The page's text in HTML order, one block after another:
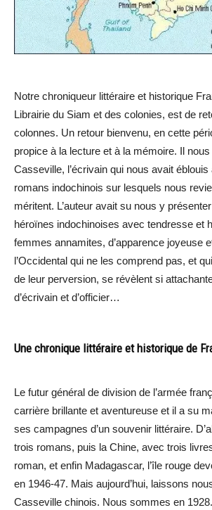
Notre chroniqueur littéraire et historique
Librairie du Siam et des colonies, est de
colonnes. Un retour bienvenu, en cette
propice à la lecture et à la mémoire. Il
Casseville, l’écrivain qui nous avait
romans indochinois sur lesquels nous
méritent. L’auteur avait su nous y
héroïnes indochinoises avec tendresse et
femmes annamites, d’apparence joyeuse
l’Occidental qui ne les comprend pas, et
de leur perversion, se révèlent si
d’écrivain et d’officier…
Une chronique littéraire et historique de
Le futur général de division de l’armée
carrière brillante et aventureuse et il a su
ses campagnes d’un souvenir littéraire.
trois romans, puis la Chine, avec trois
roman, et enfin Madagascar, l’île rouge
en 1946-47. Mais aujourd’hui, laissons
Casseville chinois. Nous sommes en